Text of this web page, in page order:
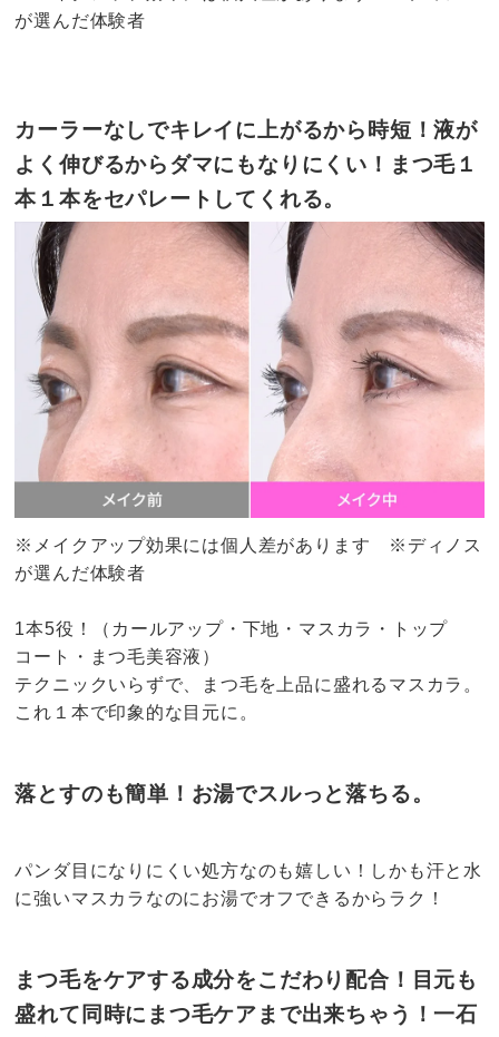
が選んだ体験者
カーラーなしでキレイに上がるから時短！液が
よく伸びるからダマにもなりにくい！まつ毛１
本１本をセパレートしてくれる。
※メイクアップ効果には個人差があります ※ディノス
が選んだ体験者
1本5役！（カールアップ・下地・マスカラ・トップ
コート・まつ毛美容液）
テクニックいらずで、まつ毛を上品に盛れるマスカラ。
これ１本で印象的な目元に。
落とすのも簡単！お湯でスルっと落ちる。
パンダ目になりにくい処方なのも嬉しい！しかも汗と水
に強いマスカラなのにお湯でオフできるからラク！
まつ毛をケアする成分をこだわり配合！目元も
盛れて同時にまつ毛ケアまで出来ちゃう！一石